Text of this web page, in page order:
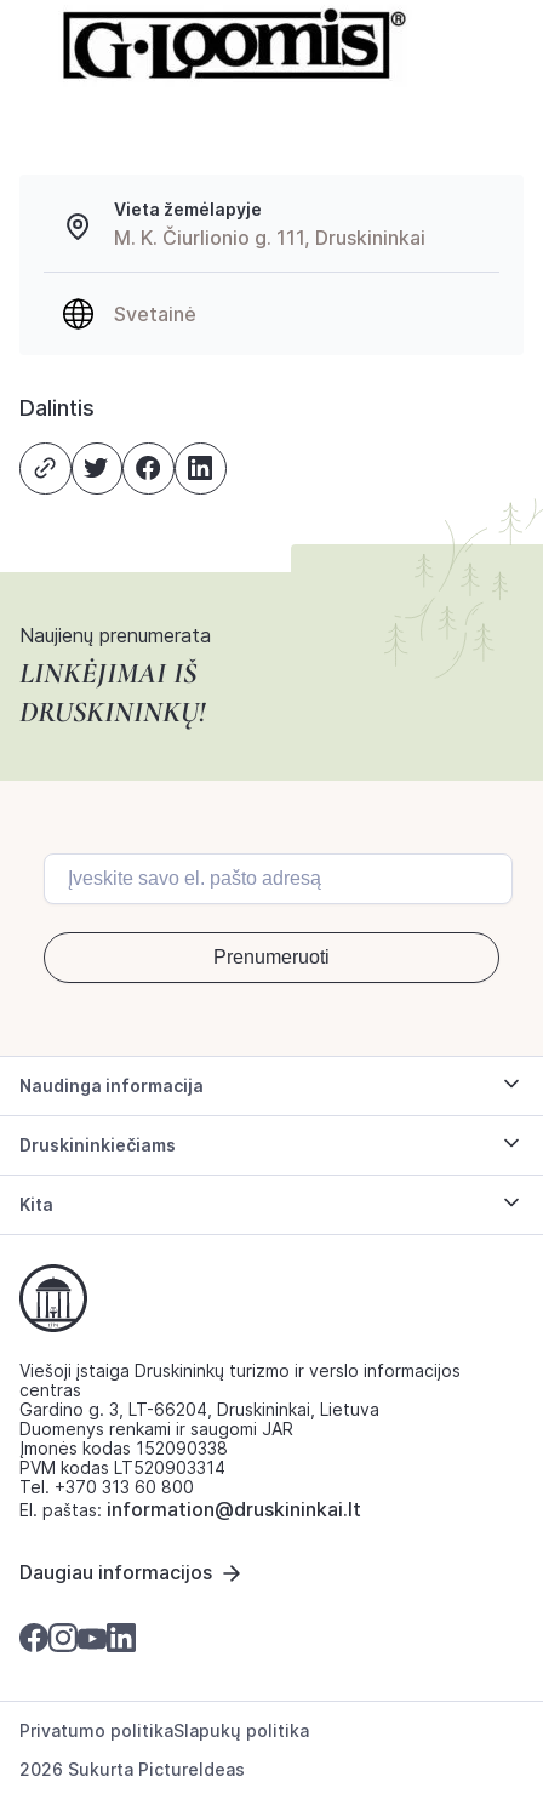
Vieta žemėlapyje
M. K. Čiurlionio g. 111, Druskininkai
Svetainė
Dalintis
Naujienų prenumerata
LINKĖJIMAI IŠ
DRUSKININKŲ!
Naudinga informacija
Druskininkiečiams
Kita
Viešoji įstaiga Druskininkų turizmo ir verslo informacijos
centras
Gardino g. 3, LT-66204, Druskininkai, Lietuva
Duomenys renkami ir saugomi JAR
Įmonės kodas 152090338
PVM kodas LT520903314
Tel. +370 313 60 800
El. paštas: information@druskininkai.lt
Daugiau informacijos
2026 Sukurta PictureIdeas
Privatumo politikaSlapukų politika